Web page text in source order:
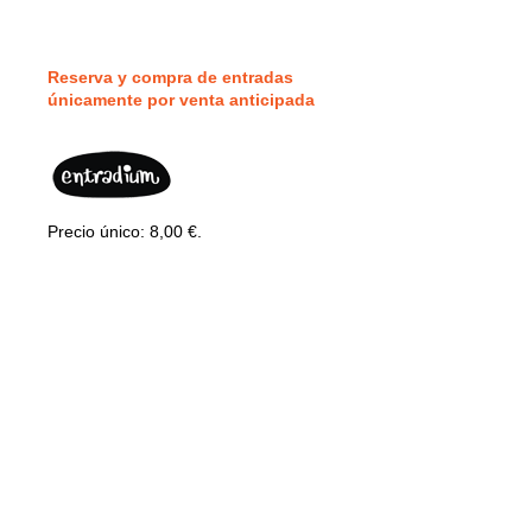
Reserva y compra de entradas
únicamente por venta anticipada
Precio único: 8,00 €.